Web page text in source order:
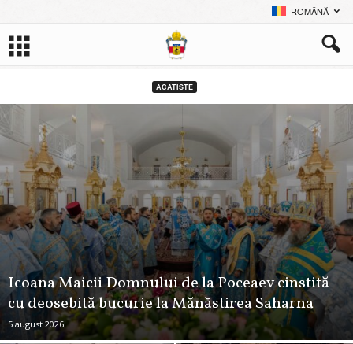
ROMÂNĂ
ACATISTE
Icoana Maicii Domnului de la Poceaev cinstită
cu deosebită bucurie la Mănăstirea Saharna
5 august 2026